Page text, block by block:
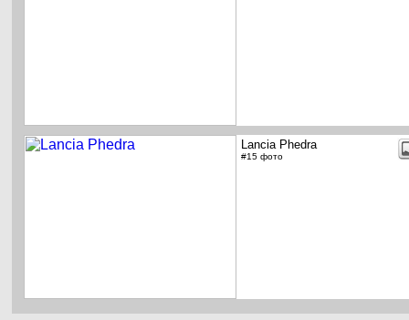
Lancia Phedra
#15 фото